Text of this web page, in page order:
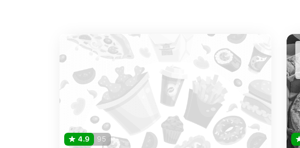
4.9 95